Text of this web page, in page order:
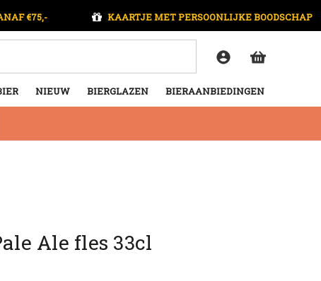
€75,- KAARTJE MET PERSOONLIJKE BOODSCHAP
NIEUW BIERGLAZEN BIERAANBIEDINGEN
Ale fles 33cl